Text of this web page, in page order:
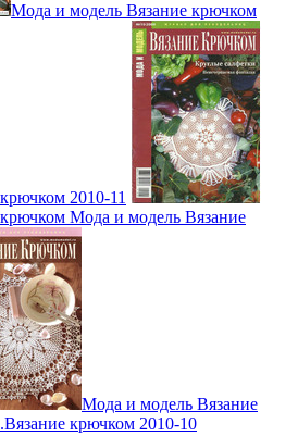
Мода и модель Вязание крючком
2010-11
Мода и модель Вязание
Мода и модель Вязание
крючком 2010-10